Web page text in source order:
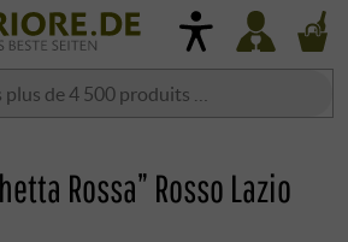
Rossa” Rosso Lazio